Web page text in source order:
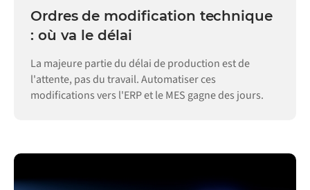
Ordres de modification technique
: où va le délai
La majeure partie du délai de production est de
l'attente, pas du travail. Automatiser ces
modifications vers l'ERP et le MES gagne des jours.